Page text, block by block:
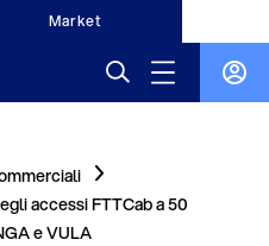
Market
accessi FTTCab a 50
e VULA